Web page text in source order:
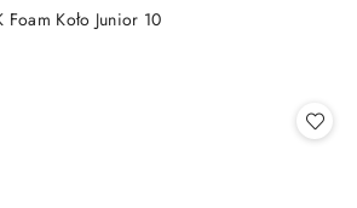
Koło Junior 10